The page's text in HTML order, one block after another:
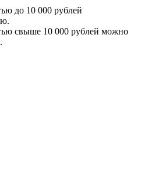
до 10 000 рублей
свыше 10 000 рублей можно